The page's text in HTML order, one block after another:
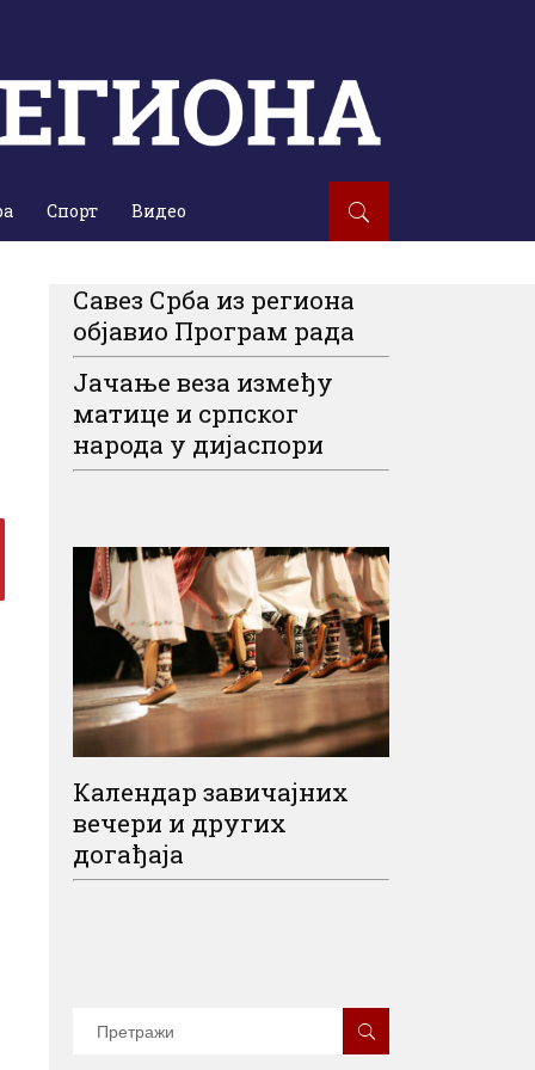
Спорт Видео
Савез Срба из региона
објавио Програм рада
Јачање веза између
матице и српског
народа у дијаспори
Календар завичајних
вечери и других
догађаја